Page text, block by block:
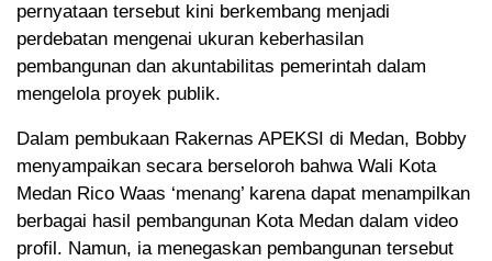
pernyataan tersebut kini berkembang menjadi
perdebatan mengenai ukuran keberhasilan
pembangunan dan akuntabilitas pemerintah dalam
mengelola proyek publik.
Dalam pembukaan Rakernas APEKSI di Medan, Bobby
menyampaikan secara berseloroh bahwa Wali Kota
Medan Rico Waas ‘menang’ karena dapat menampilkan
berbagai hasil pembangunan Kota Medan dalam video
profil. Namun, ia menegaskan pembangunan tersebut